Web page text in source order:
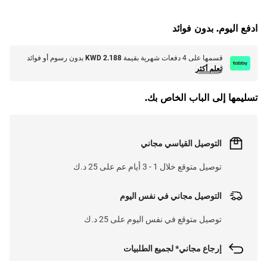
ادفع اليوم. بدون فوائد
قسمها على 4 دفعات شهرية بقيمة KWD 2.188 بدون رسوم أو فوائد
تعلم أكثر
تسليمها إلى الباب الخاص بك.
التوصيل القياسي مجاني
توصيل متوقع خلال 1 - 3 أيام عم على 25 د.ك
التوصيل مجاني في نفس اليوم
توصيل متوقع في نفس اليوم على 25 د.ك
إرجاع مجاني* لجميع الطلبيات